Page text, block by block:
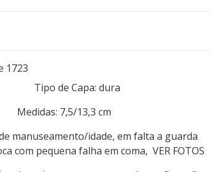
1723
Tipo de Capa: dura
7,5/13,3 cm
manuseamento/idade, em falta a guarda
com pequena falha em coma, VER FOTOS